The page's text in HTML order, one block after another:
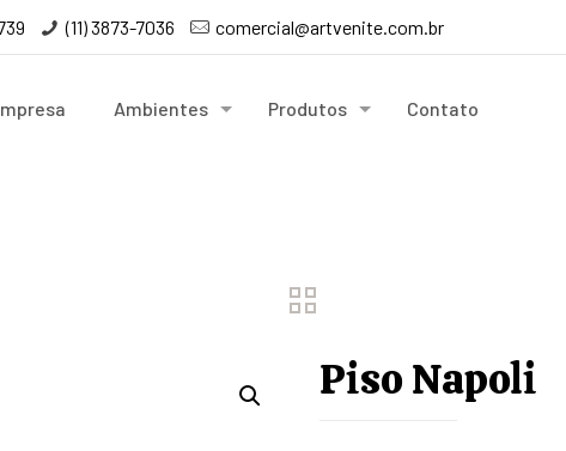
(11) 3873-7036 comercial@artvenite.com.br
Ambientes Produtos Contato
Piso Napoli